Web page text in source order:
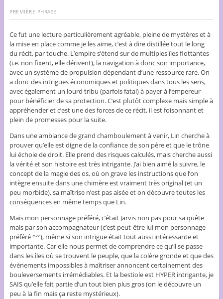
PREMIÈRE PHRASE
Ce fut une lecture particulièrement agréable, pleine de mystères et à
la mise en place comme je les aime, c’est à dire distillée tout le long
du récit, par touche. L’empire s’étend sur de multiples îles flottantes
(i.e. non fixent, elle dérivent), la navigation à donc son importance,
avec un système de propulsion dépendant d’une ressource rare. On
a donc des intrigues économiques et politiques dans tous les sens,
avec également un lourd tribu (parfois fatal) à payer à l’empereur
pour bénéficier de sa protection. C’est plutôt complexe mais simple à
appréhender et c’est une des forces de ce récit, il est foisonnant et
plein de promesses pour la suite.
Dans une ambiance de grand chamboulement à venir, Lin cherche à
prouver qu’elle est digne de la confiance de son père et que le trône
lui échoie de droit. Elle prend des risques calculés, mais cherche aussi
la vérité et son histoire est très intrigante. J’ai bien aimé la suivre, le
concept de la magie des os, où on grave les instructions que l’on
intègre ensuite dans une chimère est vraiment très original (et un
peu morbide), sa maîtrise n’est pas aisée et on découvre toutes les
conséquences en même temps que Lin.
Mais mon personnage préféré, c’était Jarvis non pas pour sa quête
mais par son accompagnateur (c’est peut-être lui mon personnage
préféré ^^’), même si son intrigue était tout aussi intéressante et
importante. Car elle nous permet de comprendre ce qu’il se passe
dans les îles où se trouvent le peuple, que la colère gronde et que des
évènements impossibles à maîtriser annoncent certainement des
bouleversements irrémédiables. Et la bestiole est HYPER intrigante, je
SAIS qu’elle fait partie d’un tout bien plus gros (on le découvre un
peu à la fin mais ça reste mystérieux).